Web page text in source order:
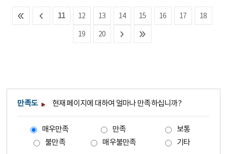
11 12 13 14 15 16 17 18
19 20
만족도 현재 페이지에 대하여 얼마나 만족하십니까?
매우만족 만족
보통
불만족
매우불만족 기타